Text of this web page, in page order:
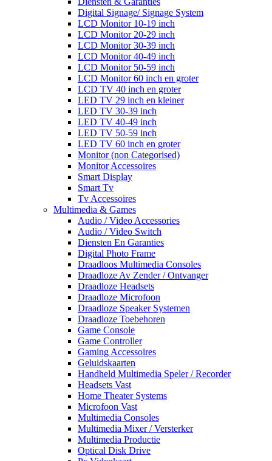
Digital Signage/ Signage System
LCD Monitor 10-19 inch
LCD Monitor 20-29 inch
LCD Monitor 30-39 inch
LCD Monitor 40-49 inch
LCD Monitor 50-59 inch
LCD Monitor 60 inch en groter
LCD TV 40 inch en groter
LED TV 29 inch en kleiner
LED TV 30-39 inch
LED TV 40-49 inch
LED TV 50-59 inch
LED TV 60 inch en groter
Monitor (non Categorised)
Monitor Accessoires
Smart Display
Smart Tv
Tv Accessoires
Multimedia & Games
Audio / Video Accessories
Audio / Video Switch
Diensten En Garanties
Digital Photo Frame
Draadloos Multimedia Consoles
Draadloze Av Zender / Ontvanger
Draadloze Headsets
Draadloze Microfoon
Draadloze Speaker Systemen
Draadloze Toebehoren
Game Console
Game Controller
Gaming Accessoires
Geluidskaarten
Handheld Multimedia Speler / Recorder
Headsets Vast
Home Theater Systems
Microfoon Vast
Multimedia Consoles
Multimedia Mixer / Versterker
Multimedia Productie
Optical Disk Drive